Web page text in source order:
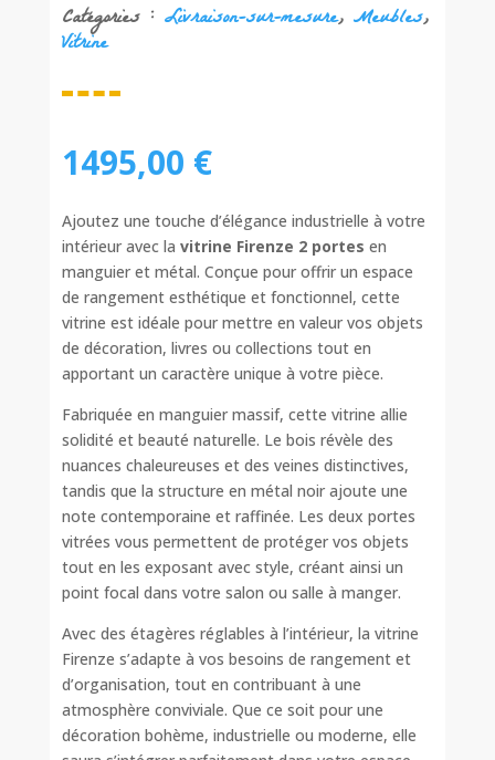
Catégories : Livraison-sur-mesure, Meubles,
Vitrine
1495,00 €
Ajoutez une touche d’élégance industrielle à votre
intérieur avec la vitrine Firenze 2 portes en
manguier et métal. Conçue pour offrir un espace
de rangement esthétique et fonctionnel, cette
vitrine est idéale pour mettre en valeur vos objets
de décoration, livres ou collections tout en
apportant un caractère unique à votre pièce.
Fabriquée en manguier massif, cette vitrine allie
solidité et beauté naturelle. Le bois révèle des
nuances chaleureuses et des veines distinctives,
tandis que la structure en métal noir ajoute une
note contemporaine et raffinée. Les deux portes
vitrées vous permettent de protéger vos objets
tout en les exposant avec style, créant ainsi un
point focal dans votre salon ou salle à manger.
Avec des étagères réglables à l’intérieur, la vitrine
Firenze s’adapte à vos besoins de rangement et
d’organisation, tout en contribuant à une
atmosphère conviviale. Que ce soit pour une
décoration bohème, industrielle ou moderne, elle